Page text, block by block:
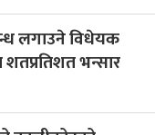
लगाउने विधेयक
भन्सार